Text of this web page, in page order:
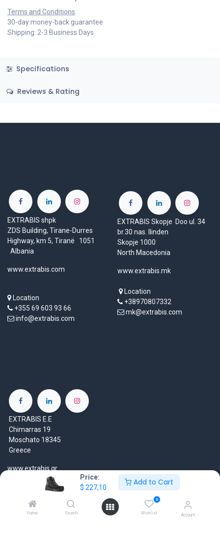
Price:
$ 227,10
Add to Cart
Home Search
0
Wishlist Account
Terms and Conditions
30-day money-back guarantee
Shipping: 2-3 Business Days
Specifications
Reviews & Rating
EXTRABIS shpk
ZDS Building, Tirane-Durres
Highway, km 5, Tiranë 1051
Albania
www.extrabis.com
Location
+355 69 603 93 66
info@extrabis.com
EXTRABIS Skopje Doo ul. 34
br.30 nas. Ilinden
Skopje 1000
North Macedonia
www.extrabis.mk
Location
+38970807332
mk@extrabis.com
EXTRABIS E.E
Chimarras 19
Moschato 18345
Greece
www.extrabis.gr
+30 210 7000 777
gr@extrabis.com